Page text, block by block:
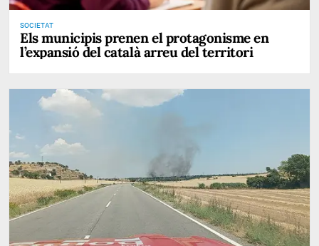
SOCIETAT
Els municipis prenen el protagonisme en
l’expansió del català arreu del territori